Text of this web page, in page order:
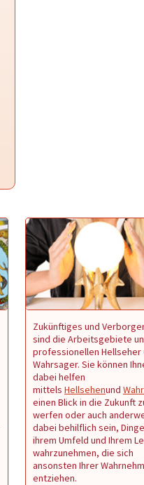
Zukünftiges und
sind die Arbeitsgebiete
professionellen Hellseher
Wahrsager. Sie können
dabei helfen
mittels Hellsehenund
einen Blick in die Zukunft
werfen oder auch
dabei behilflich sein,
ihrem Umfeld und Ihrem
wahrzunehmen, die sich
ansonsten Ihrer
entziehen.